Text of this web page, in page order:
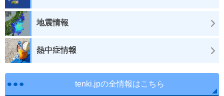
地震情報
熱中症情報
tenki.jpの全情報はこちら